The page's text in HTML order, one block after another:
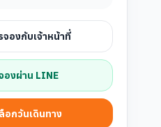
จองกับเจ้าหน้าที่
องผ่าน LINE
อกวันเดินทาง